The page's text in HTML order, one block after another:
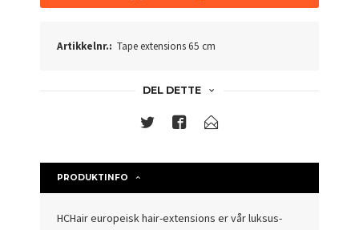
Artikkelnr.: Tape extensions 65 cm
DEL DETTE
PRODUKTINFO
HCHair europeisk hair-extensions er vår luksus-